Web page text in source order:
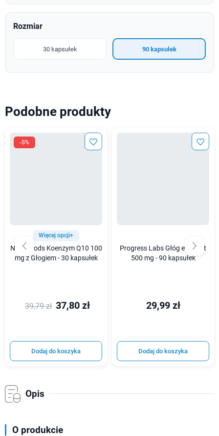
Rozmiar
30 kapsułek 90 kapsułek
Podobne produkty
-5%
Więcej opcji+
Now Foods Koenzym Q10 100
mg z Głogiem - 30 kapsułek
39,79 zł 37,80 zł
Dodaj do koszyka
Progress Labs Głóg ekstrakt
500 mg - 90 kapsułek
29,99 zł
Dodaj do koszyka
Opis
O produkcie